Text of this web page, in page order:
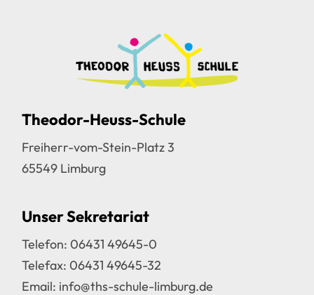
Theodor-Heuss-Schule
Freiherr-vom-Stein-Platz 3
65549 Limburg
Unser Sekretariat
Telefon: 06431 49645-0
Telefax: 06431 49645-32
Email: info@ths-schule-limburg.de